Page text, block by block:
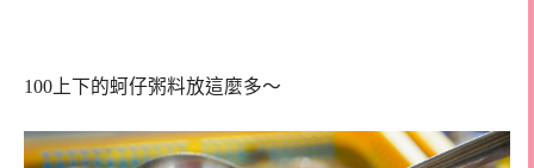
100上下的蚵仔粥料放這麼多～